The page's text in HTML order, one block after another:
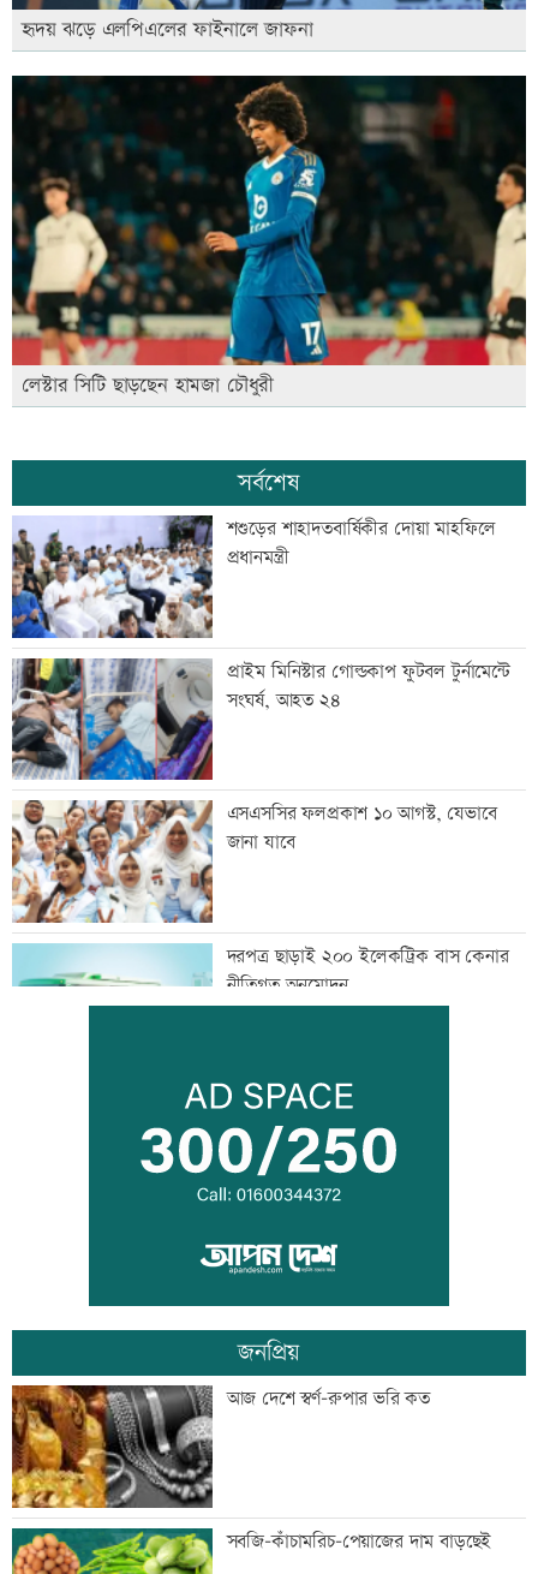
হৃদয় ঝড়ে এলপিএলের ফাইনালে জাফনা
লেস্টার সিটি ছাড়ছেন হামজা চৌধুরী
সর্বশেষ
শশুড়ের শাহাদতবার্ষিকীর দোয়া মাহফিলে
প্রধানমন্ত্রী
প্রাইম মিনিস্টার গোল্ডকাপ ফুটবল টুর্নামেন্টে
সংঘর্ষ, আহত ২৪
এসএসসির ফলপ্রকাশ ১০ আগস্ট, যেভাবে
জানা যাবে
দরপত্র ছাড়াই ২০০ ইলেকট্রিক বাস কেনার
নীতিগত অনুমোদন
তনু হত্যার আসামি সাবেক সেনাসদস্য
হাফিজুরকে আত্মসমর্পণের নির্দেশ
দুদকের মামলায় ঢাকা ব্যাংকের ৪ কর্মকর্তার
কারাদণ্ড
জিয়াউর রহমান দেশে প্রথম সবুজ বিপ্লবের
ডাক দিয়েছিলেন: পরিবেশমন্ত্রী
প্রথম শ্রেণিতে ভর্তি লটারিতে
জনপ্রিয়
আজ দেশে স্বর্ণ-রুপার ভরি কত
সবজি-কাঁচামরিচ-পেয়াজের দাম বাড়ছেই